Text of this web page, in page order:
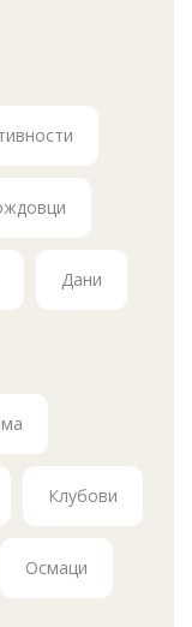
Дани
Клубови
Осмаци